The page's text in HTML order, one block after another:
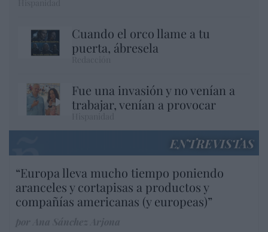
Cuando el orco llame a tu
puerta, ábresela
Fue una invasión y no venían a
trabajar, venían a provocar
ENTREVISTAS
“Europa lleva mucho tiempo poniendo
aranceles y cortapisas a productos y
compañías americanas (y europeas)”